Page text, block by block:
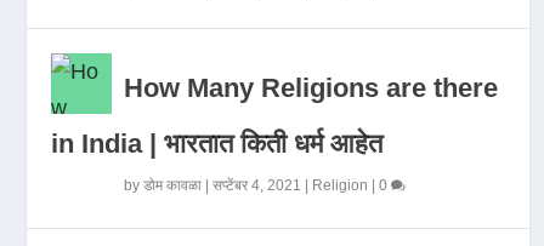
How Many Religions are there
in India | भारतात किती धर्म आहेत
byडोम कावळा |सप्टेंबर 4, 2021 Religion |0